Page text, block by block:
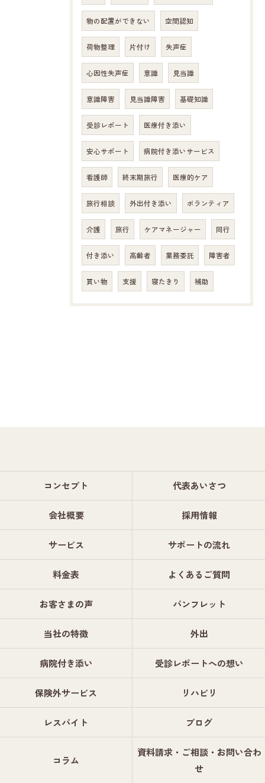
物の配置ができない 空間認知
荷物整理 片付け 失声症
心因性失声症 意識 見当識
意識障害 見当識障害 基礎知識
受診レポート 医療付き添い
安心サポート 病院付き添いサービス
看護師 終末期旅行 医療的ケア
旅行相談 外出付き添い ボランティア
介護 旅行 ケアマネージャー 同行
付き添い 高齢者 業務委託 障害者
買い物 支援 寝たきり 補助
コンセプト 代表あいさつ
会社概要 採用情報
サービス サポートの流れ
料金表 よくあるご質問
お客さまの声 パンフレット
当社の特徴 外出
病院付き添い 受診レポートへの想い
保険外サービス リハビリ
レスパイト ブログ
コラム
資料請求・ご相談・お問い合わ
せ